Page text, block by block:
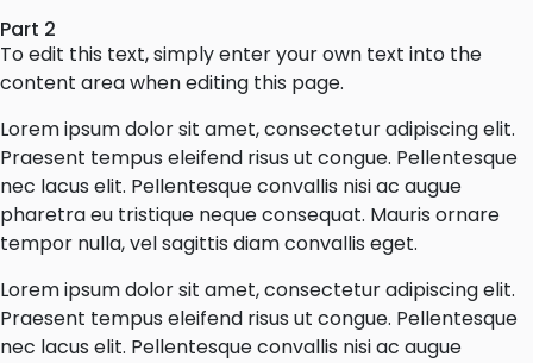
Part 2
To edit this text, simply enter your own text into the
content area when editing this page.
Lorem ipsum dolor sit amet, consectetur adipiscing elit.
Praesent tempus eleifend risus ut congue. Pellentesque
nec lacus elit. Pellentesque convallis nisi ac augue
pharetra eu tristique neque consequat. Mauris ornare
tempor nulla, vel sagittis diam convallis eget.
Lorem ipsum dolor sit amet, consectetur adipiscing elit.
Praesent tempus eleifend risus ut congue. Pellentesque
nec lacus elit. Pellentesque convallis nisi ac augue